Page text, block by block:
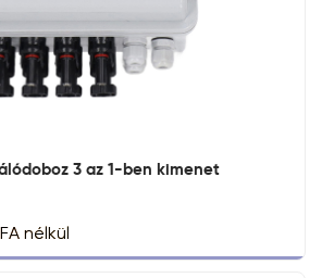
3 az 1-ben kimenet
nélkül